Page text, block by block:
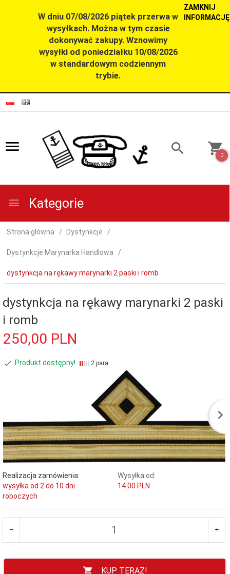
W dniu 07/08/2026 piątek przerwa w
wysyłkach. Można w tym czasie
dokonywać zakupy. Wznowimy
wysyłki od poniedziałku 10/08/2026
w standardowym codziennym
trybie.
ZAMKNIJ
INFORMACJĘ
0
Kategorie
Strona główna Dystynkcje
Dystynkcje Marynarka Handlowa
dystynkcja na rękawy marynarki 2 paski i romb
dystynkcja na rękawy marynarki 2 paski
i romb
250,00 PLN
Produkt dostępny! 2 para
Realizacja zamówienia:
wysyłka od 2 do 10 dni
roboczych
Wysyłka od:
14.00 PLN
KUP TERAZ!